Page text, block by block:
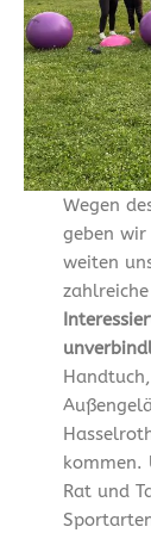
Wegen
geben
weiten
kommen.
Rat und